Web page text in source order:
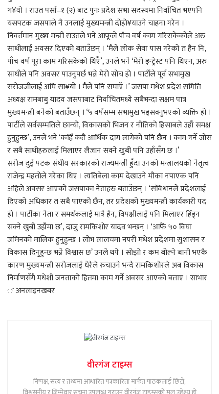
ग¥यो । राउत पर्सा–१ (२) बाट पुनः प्रदेश सभा सदस्यमा निर्वाचित भएपनि
यसपटक जसपाले नै उनलाई मुख्यमन्त्री दोहो¥याउने चाहना गरेन ।
निवर्तमान मुख्य मन्त्री राउतले भने आफूले पाँच वर्ष काम गरिसकेकोले अरु
साथीलाई अवसर दिएको बताउँछन् । ‘मैले लोक सेवा पास गरेको त हैन नि,
पाँच वर्ष पूरा काम गरिसकेको थिएँ’, उनले भने ‘मेरो इन्ट्रेस्ट पनि थिएन, अरु
साथीले पनि अवसर पाउनुपर्छ भन्ने मेरो सोच हो । पार्टीले पूर्व सभामुख
सरोजजीलाई अघि सा¥यो । मैले पनि सघाएँ ।’ जसपा मधेश प्रदेश समिति
अध्यक्ष रामबाबु यादव जसपाबाट निर्वाचितमध्ये सबैभन्दा सक्षम पात्र
मुख्यमन्त्री बनेको बताउँछन् । ‘५ वर्षसम्म सभामुख भइसक्नुभएको व्यक्ति हो ।
पार्टीले सर्वसम्मतिले छान्यो, विकासको भिजन र नीतिको हिसाबले उहाँ समक्ष
हुनुहुन्छ’, उनले भने ‘कहिँ कतै आर्थिक दाग लागेको पनि छैन । काम गर्ने जोस
र सबै साथीहरुलाई मिलाएर लैजान सक्ने खुबी पनि उहाँसँग छ ।’
सरोज दुई पटक संघीय सरकारको राज्यमन्त्री हुँदा उनको मन्त्रालयको नेतृत्व
राजेन्द्र महतोले गरेका थिए । त्यतिबेला काम देखाउने मौका नपाएक पनि
अहिले अवसर आएको जसपाका नेताहरु बताउँछन् । ‘संविधानले प्रदेशलाई
दिएको अधिकार त सबै पाएको छैन, तर प्रदेशको मुख्यमन्त्री कार्यकारी पद
हो । पार्टीका नेता र समर्थकलाई मात्रै हैन, विपक्षीलाई पनि मिलाएर हिँड्न
सक्ने खुबी उहाँमा छ’, दाजु रामकिशोर यादव भन्छन् । ‘आफैं ५० विघा
जमिनको मालिक हुनुहुन्छ । लोभ लालचमा नपरी मधेश प्रदेशमा सुशासन र
विकास दिनुहुन्छ भन्ने विश्वास छ’ उनले थपे । सोझो र कम बोल्ने बानी भएकै
कारण मुख्यमन्त्री सरोजलाई धेरैले रुचाउने भन्दै रामकिशोरले अब विकास
निर्माणसँगै मधेशी जनताको हितमा काम गर्ने अवसर आएको बताए । साभार
ः अनलाइनखबर
वीरगंज टाइम्स
निष्पक्ष, सत्य र तथ्यमा आधारित पत्रकारिता मार्फत पाठकलाई छिटो,